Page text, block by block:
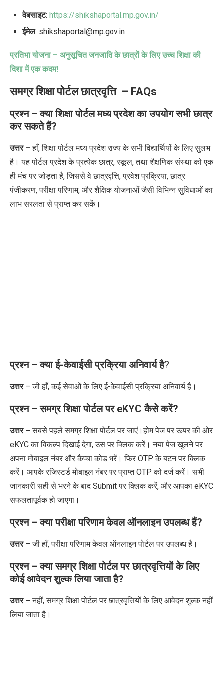
वेबसाइट: https://shikshaportal.mp.gov.in/
ईमेल: shikshaportal@mp.gov.in
प्रतिभा योजना – अनुसूचित जनजाति के छात्रों के लिए उच्च शिक्षा की
दिशा में एक कदम!
समग्र शिक्षा पोर्टल छात्रवृत्ति– FAQs
प्रश्न – क्या शिक्षा पोर्टल मध्य प्रदेश का उपयोग सभी छात्र
कर सकते हैं?
उत्तर –हाँ, शिक्षा पोर्टल मध्य प्रदेश राज्य के सभी विद्यार्थियों के लिए सुलभ
है। यह पोर्टल प्रदेश के प्रत्येक छात्र, स्कूल, तथा शैक्षणिक संस्था को एक
ही मंच पर जोड़ता है, जिससे वे छात्रवृत्ति, प्रवेश प्रक्रिया, छात्र
पंजीकरण, परीक्षा परिणाम, और शैक्षिक योजनाओं जैसी विभिन्न सुविधाओं का
लाभ सरलता से प्राप्त कर सकें।
प्रश्न – क्या ई-केवाईसी प्रक्रिया अनिवार्य है?
उत्तर – जी हाँ, कई सेवाओं के लिए ई-केवाईसी प्रक्रिया अनिवार्य है।
प्रश्न – समग्र शिक्षा पोर्टल पर eKYCकैसे करें?
उत्तर – सबसे पहले समग्र शिक्षा पोर्टल पर जाएं।होम पेज पर ऊपर की ओर
eKYCका विकल्प दिखाई देगा,उस पर क्लिक करें। नया पेज खुलने पर
अपना मोबाइल नंबर और कैप्चा कोड भरें। फिर OTPके बटन पर क्लिक
करें। आपके रजिस्टर्ड मोबाइल नंबर पर प्राप्तOTPको दर्ज करें। सभी
जानकारी सही से भरने के बादSubmitपर क्लिक करें, और आपका eKYC
सफलतापूर्वक हो जाएगा।
प्रश्न – क्या परीक्षा परिणाम केवल ऑनलाइन उपलब्ध हैं?
उत्तर– जी हाँ, परीक्षा परिणाम केवल ऑनलाइन पोर्टल पर उपलब्ध है।
प्रश्न – क्या समग्र शिक्षा पोर्टल पर छात्रवृत्तियों के लिए
कोई आवेदन शुल्क लिया जाता है?
उत्तर – नहीं,समग्र शिक्षा पोर्टल पर छात्रवृत्तियों के लिए आवेदन शुल्क नहीं
लिया जाता है।